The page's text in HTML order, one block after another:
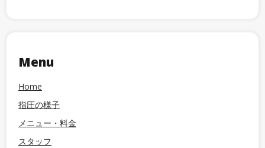
Menu
Home
指圧の様子
メニュー・料金
スタッフ